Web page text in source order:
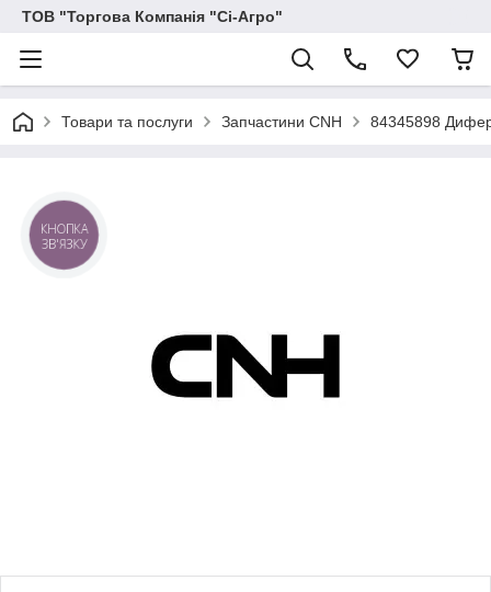
ТОВ "Торгова Компанія "Сі-Агро"
Товари та послуги Запчастини CNH 84345898
КНОПКА
ЗВ'ЯЗКУ